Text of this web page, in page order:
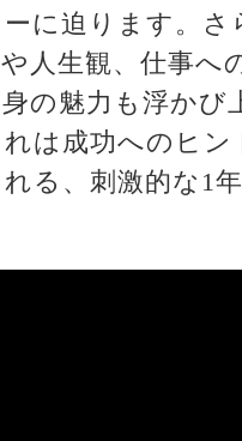
に迫ります。さ
人生観、仕事へ
の魅力も浮かび
は成功へのヒン
る、刺激的な1